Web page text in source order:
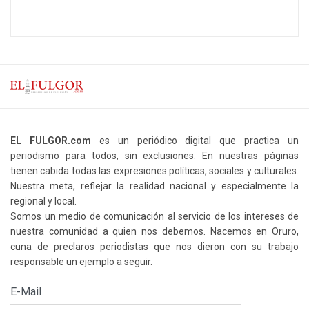
EL FULGOR.com es un periódico digital que practica un
periodismo para todos, sin exclusiones. En nuestras páginas
tienen cabida todas las expresiones políticas, sociales y culturales.
Nuestra meta, reflejar la realidad nacional y especialmente la
regional y local.
Somos un medio de comunicación al servicio de los intereses de
nuestra comunidad a quien nos debemos. Nacemos en Oruro,
cuna de preclaros periodistas que nos dieron con su trabajo
responsable un ejemplo a seguir.